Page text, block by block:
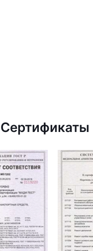
Сертификаты